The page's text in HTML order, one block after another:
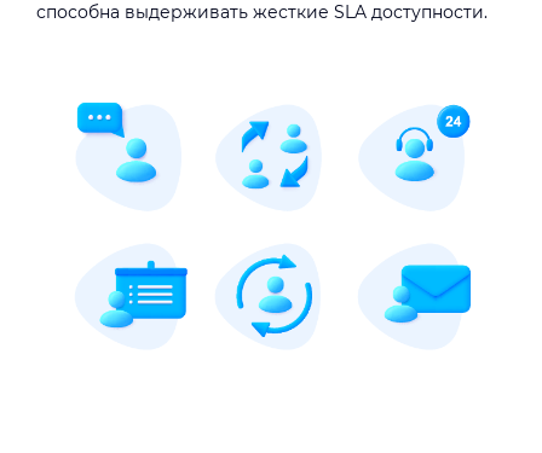
способна выдерживать жесткие SLA доступности.